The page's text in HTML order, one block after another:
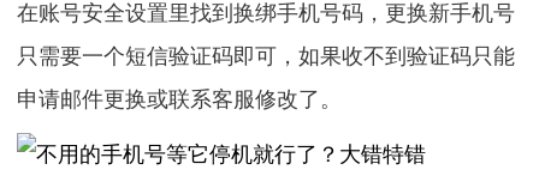
在账号安全设置里找到换绑手机号码，更换新手机号
只需要一个短信验证码即可，如果收不到验证码只能
申请邮件更换或联系客服修改了。